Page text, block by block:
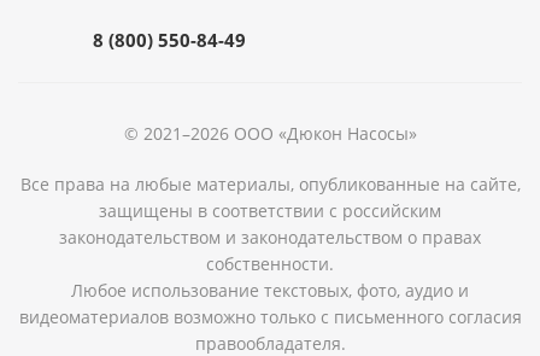
8 (800) 550-84-49
© 2021–2026 ООО «Дюкон Насосы»
Все права на любые материалы, опубликованные на сайте,
защищены в соответствии с российским
законодательством и законодательством о правах
собственности.
Любое использование текстовых, фото, аудио и
видеоматериалов возможно только с письменного согласия
правообладателя.